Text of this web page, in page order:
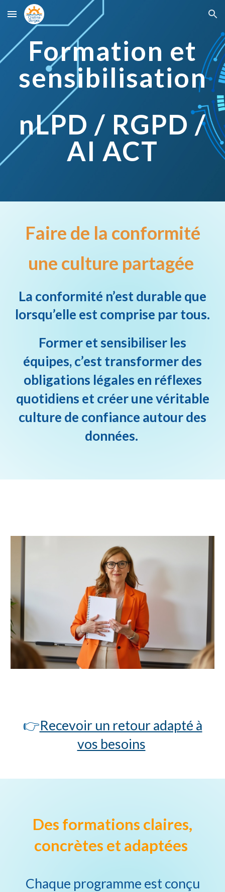
Skip to main content Skip to navigation
Formation et
sensibilisation
nLPD / RGPD /
AI ACT
Faire de la conformité
une culture partagée
La conformité n’est durable que
lorsqu’elle est comprise par tous.
Former et sensibiliser les
équipes, c’est transformer des
obligations légales en réflexes
quotidiens et créer une véritable
culture de confiance autour des
données.
👉Recevoir un retour adapté à
vos besoins
Des formations claires,
concrètes et adaptées
Chaque programme est conçu